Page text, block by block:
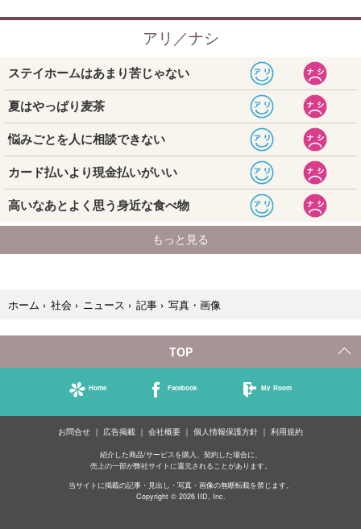
ホーム › 社会 › ニュース › 記事 › 写真・画像
TOP
Home Facebook My Room
お問合せ 広告掲載 会社概要 個人情報保護方針 利用規約
紹介した商品/サービスを購入、契約した場合に、
売上の一部が弊社サイトに還元されることがあります。
当サイトに掲載の記事・見出し・写真・画像の無断転載を禁じます。
Copyright © 2026 IID, Inc.